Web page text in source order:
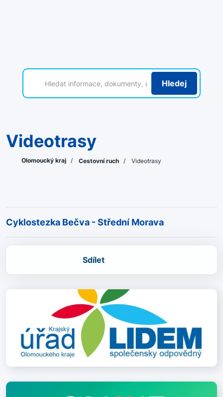
Hledej
Videotrasy
Olomoucký kraj / Cestovní ruch / Videotrasy
Cyklostezka Bečva - Střední Morava
Sdílet